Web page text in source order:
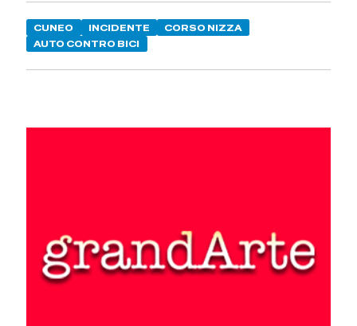
CUNEO INCIDENTE
CORSO NIZZA
AUTO CONTRO BICI